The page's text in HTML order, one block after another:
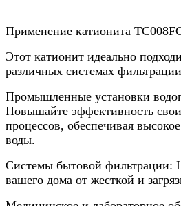
Применение катионита
Этот катионит идеально
различных системах
Промышленные установки
Повышайте эффективность
процессов, обеспечивая
воды.
Системы бытовой фильтрации:
вашего дома от жесткой и